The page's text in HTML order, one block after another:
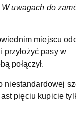
uwagach do
miejscu
pasy w
połączył.
niestandardowej
pięciu kupicie